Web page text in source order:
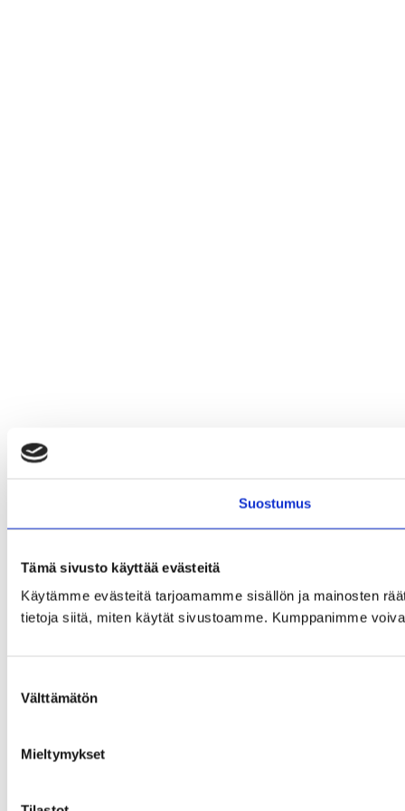
Suostumus
Tämä sivusto käyttää evästeitä
Käytämme evästeitä tarjoamamme sisällön ja mainosten
tietoja siitä, miten käytät sivustoamme. Kumppanimme
valinta
Välttämätön
Mieltymykset